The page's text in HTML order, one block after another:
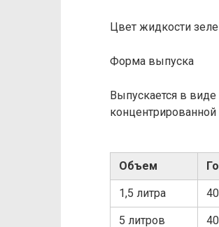
Цвет жидкости
Форма выпуска
Выпускается в
Объем
1,5 литра
5 литров